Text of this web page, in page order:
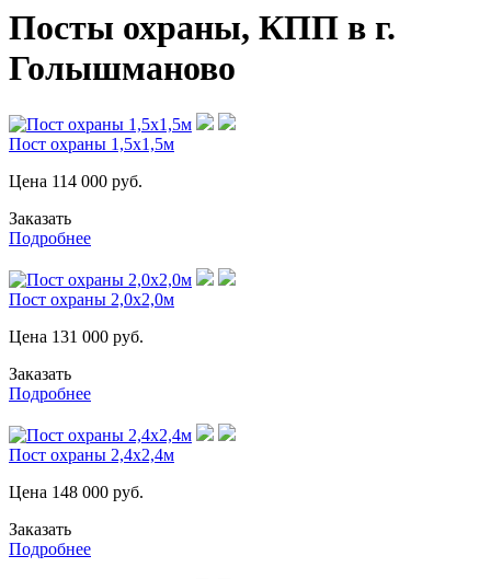
Посты охраны, КПП в г.
Голышманово
Пост охраны 1,5х1,5м
Цена 114 000 руб.
Заказать
Подробнее
Пост охраны 2,0х2,0м
Цена 131 000 руб.
Заказать
Подробнее
Пост охраны 2,4х2,4м
Цена 148 000 руб.
Заказать
Подробнее